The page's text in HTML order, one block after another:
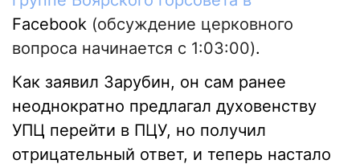
Facebook (обсуждение церковного
вопроса начинается с 1:03:00).
Как заявил Зарубин, он сам ранее
неоднократно предлагал духовенству
УПЦ перейти в ПЦУ, но получил
отрицательный ответ, и теперь настало